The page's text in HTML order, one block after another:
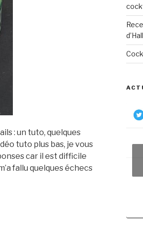
: un tuto, quelques
tuto plus bas, je vous
car il est difficile
fallu quelques échecs